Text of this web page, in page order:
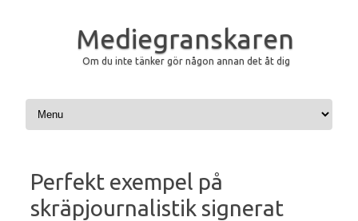
Mediegranskaren
Om du inte tänker gör någon annan det åt dig
Hoppa till innehåll
Perfekt exempel på
skräpjournalistik signerat